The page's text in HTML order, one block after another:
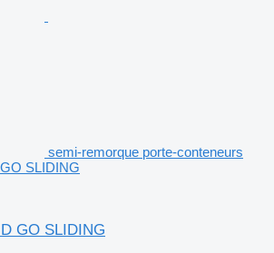
semi-remorque porte-conteneurs
SLIDING
GO SLIDING